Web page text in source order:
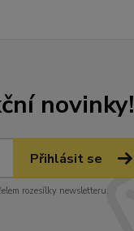
novinky!
Přihlásit se
rozesílky newsletteru.